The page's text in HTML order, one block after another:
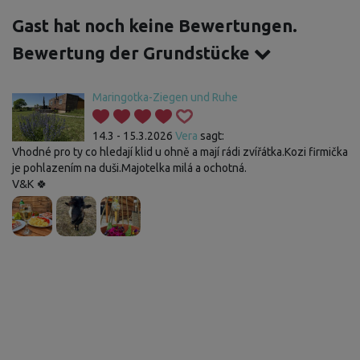
Gast hat noch keine Bewertungen.
Bewertung der Grundstücke
Maringotka-Ziegen und Ruhe
14.3 - 15.3.2026 Vera sagt:
Vhodné pro ty co hledají klid u ohně a mají rádi zvířátka.Kozi firmička
je pohlazením na duši.Majotelka milá a ochotná.
V&K 🍀